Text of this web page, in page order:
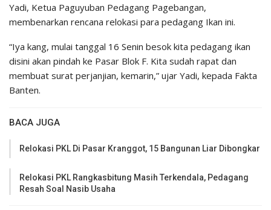
Yadi, Ketua Paguyuban Pedagang Pagebangan,
membenarkan rencana relokasi para pedagang Ikan ini.
“Iya kang, mulai tanggal 16 Senin besok kita pedagang ikan
disini akan pindah ke Pasar Blok F. Kita sudah rapat dan
membuat surat perjanjian, kemarin,” ujar Yadi, kepada Fakta
Banten.
BACA JUGA
Relokasi PKL Di Pasar Kranggot, 15 Bangunan Liar Dibongkar
Relokasi PKL Rangkasbitung Masih Terkendala, Pedagang
Resah Soal Nasib Usaha